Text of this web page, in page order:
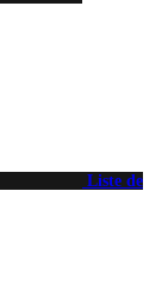
Liste de